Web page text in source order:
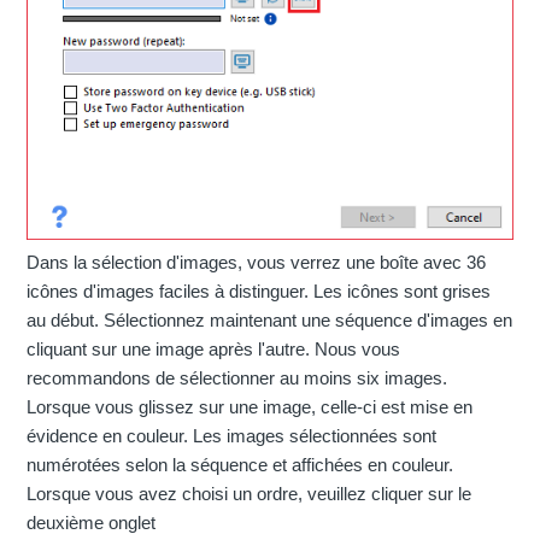
Dans la sélection d'images, vous verrez une boîte avec 36
icônes d'images faciles à distinguer. Les icônes sont grises
au début. Sélectionnez maintenant une séquence d'images en
cliquant sur une image après l'autre. Nous vous
recommandons de sélectionner au moins six images.
Lorsque vous glissez sur une image, celle-ci est mise en
évidence en couleur. Les images sélectionnées sont
numérotées selon la séquence et affichées en couleur.
Lorsque vous avez choisi un ordre, veuillez cliquer sur le
deuxième onglet